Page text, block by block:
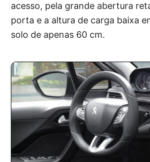
acesso, pela grande abertura
porta e a altura de carga baixa
solo de apenas 60 cm.